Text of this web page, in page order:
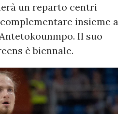
un reparto centri
insieme a
Il suo
è biennale.